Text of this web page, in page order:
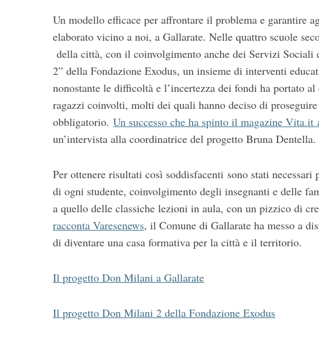
Un modello efficace per affrontare il problema e garantire
elaborato vicino a noi, a Gallarate. Nelle quattro scuole
della città, con il coinvolgimento anche dei Servizi
2” della Fondazione Exodus, un insieme di interventi
nonostante le difficoltà e l’incertezza dei fondi ha portato
ragazzi coinvolti, molti dei quali hanno deciso di
obbligatorio. Un successo che ha spinto il magazine Vita.it
un’intervista alla coordinatrice del progetto Bruna Dentella.
Per ottenere risultati così soddisfacenti sono stati
di ogni studente, coinvolgimento degli insegnanti e delle
a quello delle classiche lezioni in aula, con un pizzico di
racconta Varesenews, il Comune di Gallarate ha messo a
di diventare una casa formativa per la città e il territorio.
Il progetto Don Milani a Gallarate
Il progetto Don Milani 2 della Fondazione Exodus
o
r
: